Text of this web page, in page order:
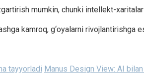
mumkin, chunki intellekt-
kamroq, g‘oyalarni rivojlantirishga
tayyorladi Manus Design View: AI